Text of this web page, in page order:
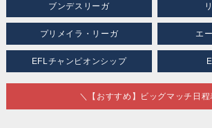
ブンデスリーガ
プリメイラ・リーガ エ
EFLチャンピオンシップ
＼【おすすめ】ビッグマッチ日程